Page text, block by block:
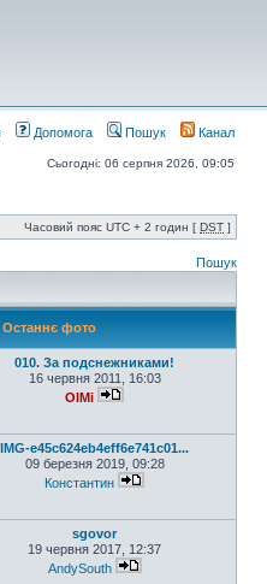
Допомога Пошук Канал
Сьогодні: 06 серпня 2026, 09:05
Часовий пояс UTC + 2 годин [ DST ]
Пошук
Останнє фото
010. За подснежниками!
16 червня 2011, 16:03
OlMi
IMG-e45c624eb4eff6e741c01...
09 березня 2019, 09:28
Константин
sgovor
19 червня 2017, 12:37
AndySouth